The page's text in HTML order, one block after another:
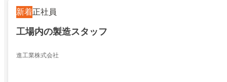
新着正社員
工場内の製造スタッフ
進工業株式会社